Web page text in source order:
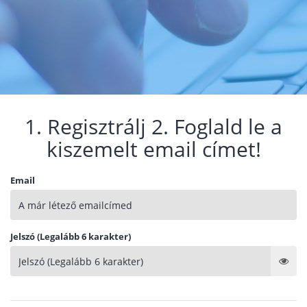
1. Regisztrálj 2. Foglald le a
kiszemelt email címet!
Email
Jelszó (Legalább 6 karakter)